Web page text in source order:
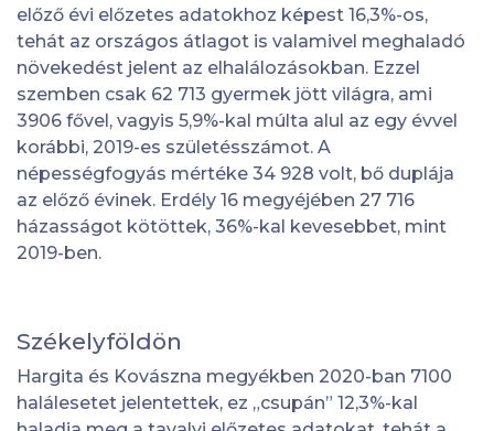
előző évi előzetes adatokhoz képest 16,3%-os,
tehát az országos átlagot is valamivel meghaladó
növekedést jelent az elhalálozásokban. Ezzel
szemben csak 62 713 gyermek jött világra, ami
3906 fővel, vagyis 5,9%-kal múlta alul az egy évvel
korábbi, 2019-es születésszámot. A
népességfogyás mértéke 34 928 volt, bő duplája
az előző évinek. Erdély 16 megyéjében 27 716
házasságot kötöttek, 36%-kal kevesebbet, mint
2019-ben.
Székelyföldön
Hargita és Kovászna megyékben 2020-ban 7100
halálesetet jelentettek, ez „csupán” 12,3%-kal